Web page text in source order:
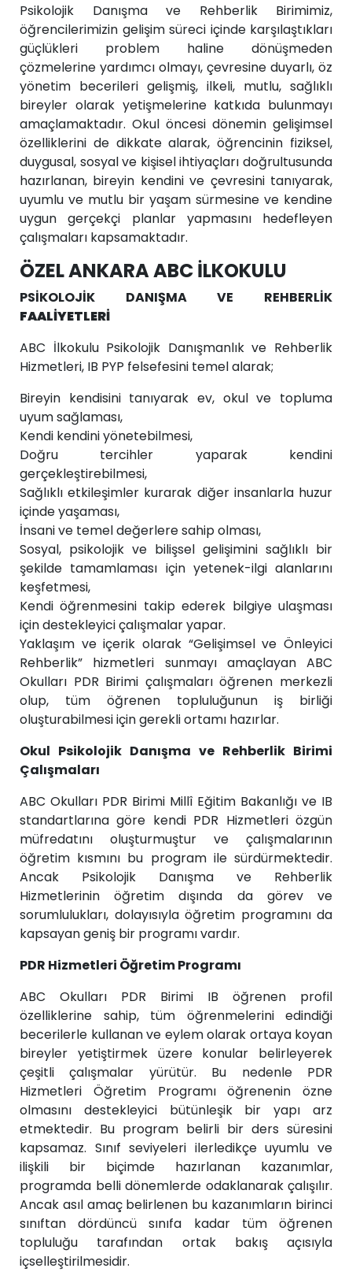
Psikolojik Danışma ve Rehberlik Birimimiz,
öğrencilerimizin gelişim süreci içinde karşılaştıkları
güçlükleri problem haline dönüşmeden
çözmelerine yardımcı olmayı, çevresine duyarlı, öz
yönetim becerileri gelişmiş, ilkeli, mutlu, sağlıklı
bireyler olarak yetişmelerine katkıda bulunmayı
amaçlamaktadır. Okul öncesi dönemin gelişimsel
özelliklerini de dikkate alarak, öğrencinin fiziksel,
duygusal, sosyal ve kişisel ihtiyaçları doğrultusunda
hazırlanan, bireyin kendini ve çevresini tanıyarak,
uyumlu ve mutlu bir yaşam sürmesine ve kendine
uygun gerçekçi planlar yapmasını hedefleyen
çalışmaları kapsamaktadır.
ÖZEL ANKARA ABC İLKOKULU
PSİKOLOJİK DANIŞMA VE REHBERLİK
FAALİYETLERİ
ABC İlkokulu Psikolojik Danışmanlık ve Rehberlik
Hizmetleri, IB PYP felsefesini temel alarak;
Bireyin kendisini tanıyarak ev, okul ve topluma
uyum sağlaması,
Kendi kendini yönetebilmesi,
Doğru tercihler yaparak kendini
gerçekleştirebilmesi,
Sağlıklı etkileşimler kurarak diğer insanlarla huzur
içinde yaşaması,
İnsani ve temel değerlere sahip olması,
Sosyal, psikolojik ve bilişsel gelişimini sağlıklı bir
şekilde tamamlaması için yetenek-ilgi alanlarını
keşfetmesi,
Kendi öğrenmesini takip ederek bilgiye ulaşması
için destekleyici çalışmalar yapar.
Yaklaşım ve içerik olarak “Gelişimsel ve Önleyici
Rehberlik” hizmetleri sunmayı amaçlayan ABC
Okulları PDR Birimi çalışmaları öğrenen merkezli
olup, tüm öğrenen topluluğunun iş birliği
oluşturabilmesi için gerekli ortamı hazırlar.
Okul Psikolojik Danışma ve Rehberlik Birimi
Çalışmaları
ABC Okulları PDR Birimi Millî Eğitim Bakanlığı ve IB
standartlarına göre kendi PDR Hizmetleri özgün
müfredatını oluşturmuştur ve çalışmalarının
öğretim kısmını bu program ile sürdürmektedir.
Ancak Psikolojik Danışma ve Rehberlik
Hizmetlerinin öğretim dışında da görev ve
sorumlulukları, dolayısıyla öğretim programını da
kapsayan geniş bir programı vardır.
PDR Hizmetleri Öğretim Programı
ABC Okulları PDR Birimi IB öğrenen profil
özelliklerine sahip, tüm öğrenmelerini edindiği
becerilerle kullanan ve eylem olarak ortaya koyan
bireyler yetiştirmek üzere konular belirleyerek
çeşitli çalışmalar yürütür. Bu nedenle PDR
Hizmetleri Öğretim Programı öğrenenin özne
olmasını destekleyici bütünleşik bir yapı arz
etmektedir. Bu program belirli bir ders süresini
kapsamaz. Sınıf seviyeleri ilerledikçe uyumlu ve
ilişkili bir biçimde hazırlanan kazanımlar,
programda belli dönemlerde odaklanarak çalışılır.
Ancak asıl amaç belirlenen bu kazanımların birinci
sınıftan dördüncü sınıfa kadar tüm öğrenen
topluluğu tarafından ortak bakış açısıyla
içselleştirilmesidir.